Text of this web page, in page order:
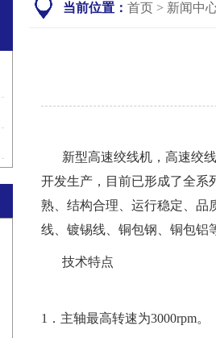
当前位置： 首页 > 新闻中
新型高速绞线机，高速绞
开发生产，目前已形成了全系
熟、结构合理、运行稳定、品
线、镀锡线、铜包钢、铜包铝
技术特点
1．主轴最高转速为3000rpm。